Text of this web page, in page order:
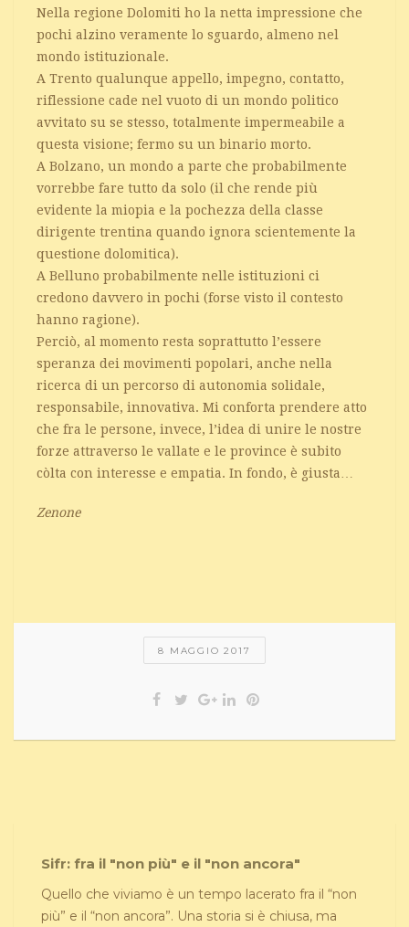
Nella regione Dolomiti ho la netta impressione che
pochi alzino veramente lo sguardo, almeno nel
mondo istituzionale.
A Trento qualunque appello, impegno, contatto,
riflessione cade nel vuoto di un mondo politico
avvitato su se stesso, totalmente impermeabile a
questa visione; fermo su un binario morto.
A Bolzano, un mondo a parte che probabilmente
vorrebbe fare tutto da solo (il che rende più
evidente la miopia e la pochezza della classe
dirigente trentina quando ignora scientemente la
questione dolomitica).
A Belluno probabilmente nelle istituzioni ci
credono davvero in pochi (forse visto il contesto
hanno ragione).
Perciò, al momento resta soprattutto l’essere
speranza dei movimenti popolari, anche nella
ricerca di un percorso di autonomia solidale,
responsabile, innovativa. Mi conforta prendere atto
che fra le persone, invece, l’idea di unire le nostre
forze attraverso le vallate e le province è subito
còlta con interesse e empatia. In fondo, è giusta…
Zenone
8 MAGGIO 2017
Sifr: fra il "non più" e il "non ancora"
Quello che viviamo è un tempo lacerato fra il “non
più” e il “non ancora”. Una storia si è chiusa, ma